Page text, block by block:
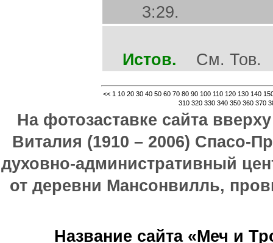
3:29.
Истов. См. Тов.
<< 1 10 20 30 40 50 60 70 80 90 100 110 120 130 140
310 320 330 340 350 360 370
На фотозаставке сайта
Виталия (1910 – 2006) Спасо-
духовно-административный
от деревни Мансонвилль,
Название сайта «Меч и